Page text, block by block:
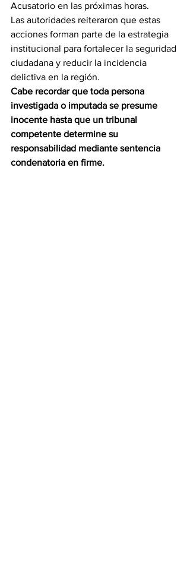
Acusatorio en las próximas horas.
Las autoridades reiteraron que estas
acciones forman parte de la estrategia
institucional para fortalecer la seguridad
ciudadana y reducir la incidencia
delictiva en la región.
Cabe recordar que toda persona
investigada o imputada se presume
inocente hasta que un tribunal
competente determine su
responsabilidad mediante sentencia
condenatoria en firme.